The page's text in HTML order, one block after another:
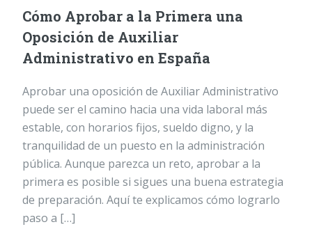
Cómo Aprobar a la Primera una
Oposición de Auxiliar
Administrativo en España
Aprobar una oposición de Auxiliar Administrativo
puede ser el camino hacia una vida laboral más
estable, con horarios fijos, sueldo digno, y la
tranquilidad de un puesto en la administración
pública. Aunque parezca un reto, aprobar a la
primera es posible si sigues una buena estrategia
de preparación. Aquí te explicamos cómo lograrlo
paso a […]